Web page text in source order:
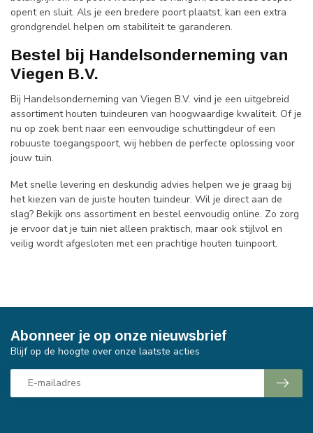
opent en sluit. Als je een bredere poort plaatst, kan een extra
grondgrendel helpen om stabiliteit te garanderen.
Bestel bij Handelsonderneming van
Viegen B.V.
Bij Handelsonderneming van Viegen B.V. vind je een uitgebreid
assortiment houten tuindeuren van hoogwaardige kwaliteit. Of je
nu op zoek bent naar een eenvoudige schuttingdeur of een
robuuste toegangspoort, wij hebben de perfecte oplossing voor
jouw tuin.
Met snelle levering en deskundig advies helpen we je graag bij
het kiezen van de juiste houten tuindeur. Wil je direct aan de
slag? Bekijk ons assortiment en bestel eenvoudig online. Zo zorg
je ervoor dat je tuin niet alleen praktisch, maar ook stijlvol en
veilig wordt afgesloten met een prachtige houten tuinpoort.
Abonneer je op onze nieuwsbrief
Blijf op de hoogte over onze laatste acties